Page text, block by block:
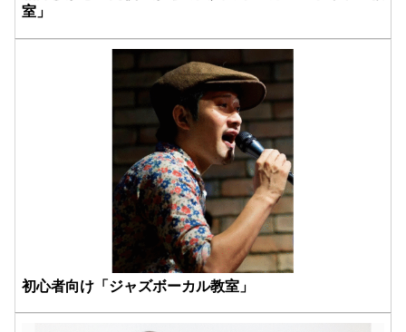
室」
初心者向け「ジャズボーカル教室」